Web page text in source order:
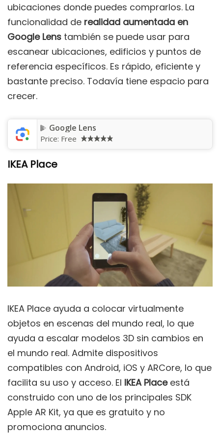
ubicaciones donde puedes comprarlos. La
funcionalidad de realidad aumentada en
Google Lens también se puede usar para
escanear ubicaciones, edificios y puntos de
referencia específicos. Es rápido, eficiente y
bastante preciso. Todavía tiene espacio para
crecer.
Google Lens
Price: Free
IKEA Place
IKEA Place ayuda a colocar virtualmente
objetos en escenas del mundo real, lo que
ayuda a escalar modelos 3D sin cambios en
el mundo real. Admite dispositivos
compatibles con Android, iOS y ARCore, lo que
facilita su uso y acceso. El IKEA Placeestá
construido con uno de los principales SDK
Apple AR Kit, ya que es gratuito y no
promociona anuncios.